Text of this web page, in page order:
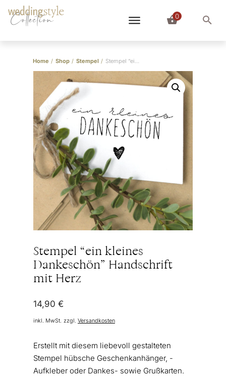
Collection 0
Home / Shop / Stempel / Stempel “ein kleines Dankeschön” Handschrift mit Herz
Stempel “ein kleines
Dankeschön” Handschrift
mit Herz
14,90 €
inkl. MwSt. zzgl. Versandkosten
Erstellt mit diesem liebevoll gestalteten
Stempel hübsche Geschenkanhänger, -
Aufkleber oder Dankes- sowie Grußkarten.